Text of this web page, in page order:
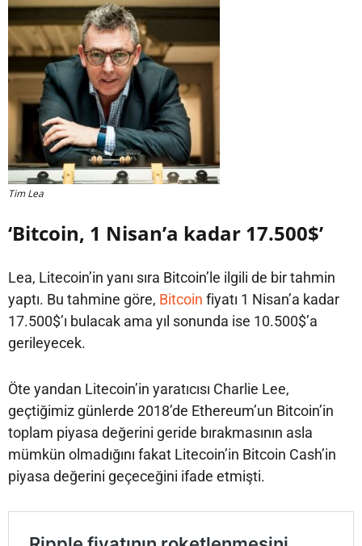
Tim Lea
‘Bitcoin, 1 Nisan’a kadar 17.500$’
Lea, Litecoin’in yanı sıra Bitcoin’le ilgili de bir tahmin
yaptı. Bu tahmine göre, Bitcoin fiyatı 1 Nisan’a kadar
17.500$’ı bulacak ama yıl sonunda ise 10.500$’a
gerileyecek.
Öte yandan Litecoin’in yaratıcısı Charlie Lee,
geçtiğimiz günlerde 2018’de Ethereum’un Bitcoin’in
toplam piyasa değerini geride bırakmasının asla
mümkün olmadığını fakat Litecoin’in Bitcoin Cash’in
piyasa değerini geçeceğini ifade etmişti.